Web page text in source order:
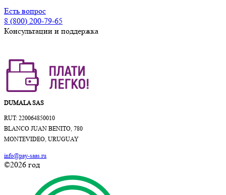
Есть вопрос
8 (800) 200-79-65
Консультации и поддержка
DUMALA SAS
RUT: 220064850010
BLANCO JUAN BENITO, 780
MONTEVIDEO, URUGUAY
info@pay-saas.ru
©2026 год